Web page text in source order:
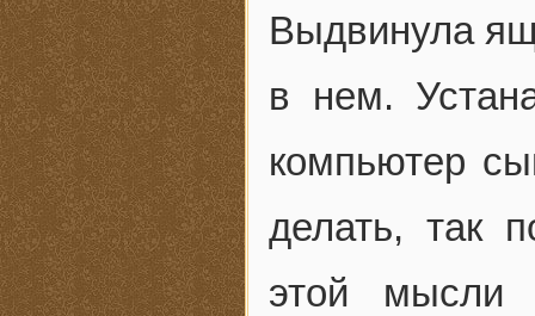
Выдвинула
в нем.
компьютер
делать, так
этой мысли